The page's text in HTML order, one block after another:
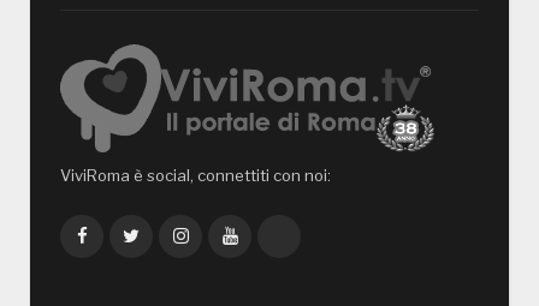
ViviRoma è social, connettiti con noi:
FacebookTwitterInstagramYouTube